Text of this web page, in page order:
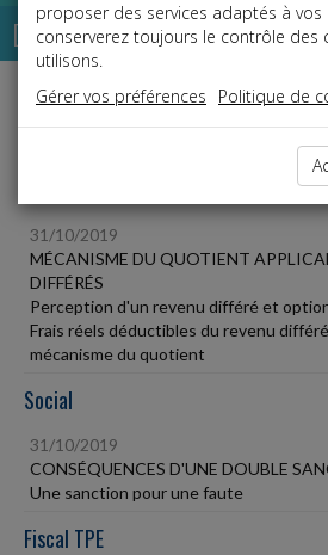
Dépêches
Liste des dernières dépêches
31/10/2019
MÉCANISME DU QUOTIENT
DIFFÉRÉS
Perception d'un revenu différé et
Frais réels déductibles du revenu
mécanisme du quotient
Social
31/10/2019
CONSÉQUENCES D'UNE DOUBLE
Une sanction pour une faute
Fiscal TPE
proposer des services adaptés à vos
conserverez toujours le contrôle des
utilisons.
Gérer vos préférences
Politique de